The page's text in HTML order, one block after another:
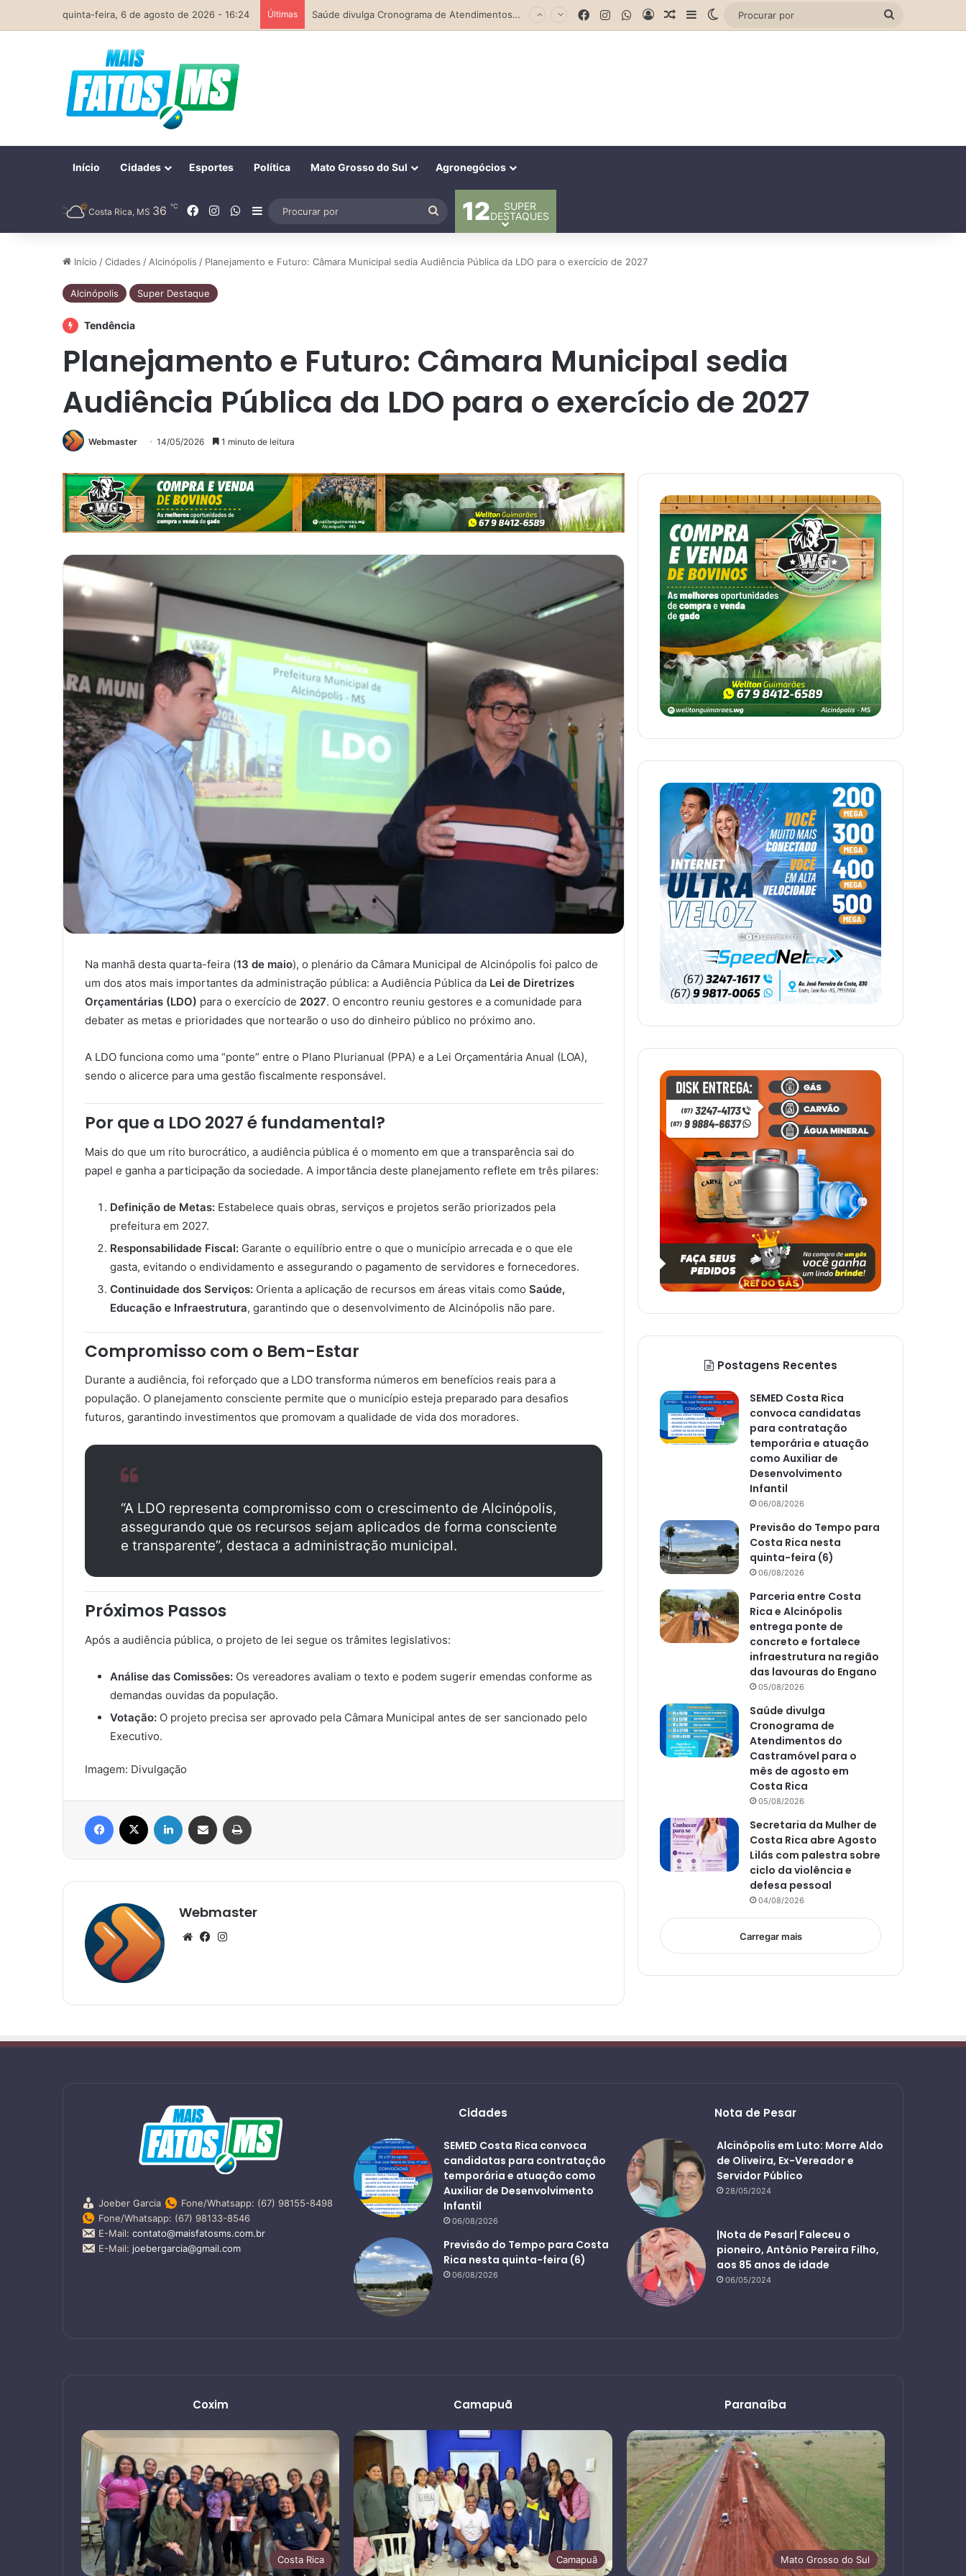
quinta-feira, 6 de agosto de 2026 - 16:24 Últimas Saúde divulga Cronograma de Atendimentos do Castramóvel para o mês de agosto em Costa Rica Facebook
InstagramWhatsApp
EntrarArtigo aleatório
Barra Lateral
Switch skin
Início Cidades Esportes Política Mato Grosso do Sul Agronegócios
Costa Rica, MS 36 ℃ Facebook
InstagramWhatsApp
Barra Lateral
Procurar
por
12
SUPER
DESTAQUES
Início /Cidades / Alcinópolis / Planejamento e Futuro: Câmara Municipal sedia Audiência Pública da LDO para o exercício de 2027
Alcinópolis Super Destaque
Tendência
Planejamento e Futuro: Câmara Municipal sedia
Audiência Pública da LDO para o exercício de 2027
Webmaster 14/05/2026 1 minuto de leitura
Na manhã desta quarta-feira (13 de maio), o plenário da Câmara Municipal de Alcinópolis foi palco de
um dos atos mais importantes da administração pública: a Audiência Pública da Lei de Diretrizes
Orçamentárias (LDO) para o exercício de 2027. O encontro reuniu gestores e a comunidade para
debater as metas e prioridades que nortearão o uso do dinheiro público no próximo ano.
A LDO funciona como uma “ponte” entre o Plano Plurianual (PPA) e a Lei Orçamentária Anual (LOA),
sendo o alicerce para uma gestão fiscalmente responsável.
Por que a LDO 2027 é fundamental?
Mais do que um rito burocrático, a audiência pública é o momento em que a transparência sai do
papel e ganha a participação da sociedade. A importância deste planejamento reflete em três pilares:
Definição de Metas: Estabelece quais obras, serviços e projetos serão priorizados pela
prefeitura em 2027.
Responsabilidade Fiscal: Garante o equilíbrio entre o que o município arrecada e o que ele
gasta, evitando o endividamento e assegurando o pagamento de servidores e fornecedores.
Continuidade dos Serviços: Orienta a aplicação de recursos em áreas vitais como Saúde,
Educação e Infraestrutura, garantindo que o desenvolvimento de Alcinópolis não pare.
Compromisso com o Bem-Estar
Durante a audiência, foi reforçado que a LDO transforma números em benefícios reais para a
população. O planejamento consciente permite que o município esteja preparado para desafios
futuros, garantindo investimentos que promovam a qualidade de vida dos moradores.
“A LDO representa compromisso com o crescimento de Alcinópolis,
assegurando que os recursos sejam aplicados de forma consciente
e transparente”, destaca a administração municipal.
Próximos Passos
Após a audiência pública, o projeto de lei segue os trâmites legislativos:
Análise das Comissões: Os vereadores avaliam o texto e podem sugerir emendas conforme as
demandas ouvidas da população.
Votação: O projeto precisa ser aprovado pela Câmara Municipal antes de ser sancionado pelo
Executivo.
Imagem: Divulgação
Facebook Linkedin Compartilhar via e-mail
Webmaster
WebsiteFacebook
Postagens Recentes
SEMED Costa Rica
convoca candidatas
para contratação
temporária e atuação
como Auxiliar de
Desenvolvimento
Infantil
06/08/2026
Previsão do Tempo para
Costa Rica nesta
quinta-feira (6)
06/08/2026
Parceria entre Costa
Rica e Alcinópolis
entrega ponte de
concreto e fortalece
infraestrutura na região
das lavouras do Engano
05/08/2026
Saúde divulga
Cronograma de
Atendimentos do
Castramóvel para o
mês de agosto em
Costa Rica
05/08/2026
Secretaria da Mulher de
Costa Rica abre Agosto
Lilás com palestra sobre
ciclo da violência e
defesa pessoal
04/08/2026
Carregar mais
Joeber Garcia
Fone/Whatsapp: (67) 98155-8498
Fone/Whatsapp: (67) 98133-8546
E-Mail: contato@maisfatosms.com.br
E-Mail: joebergarcia@gmail.com
Cidades
SEMED Costa Rica convoca
candidatas para contratação
temporária e atuação como
Auxiliar de Desenvolvimento
Infantil
06/08/2026
Previsão do Tempo para Costa
Rica nesta quinta-feira (6)
06/08/2026
Nota de Pesar
Alcinópolis em Luto: Morre Aldo
de Oliveira, Ex-Vereador e
Servidor Público
28/05/2024
|Nota de Pesar| Faleceu o
pioneiro, Antônio Pereira Filho,
aos 85 anos de idade
06/05/2024
Coxim
Costa Rica
Camapuã
Camapuã
Paranaíba
Mato Grosso do Sul